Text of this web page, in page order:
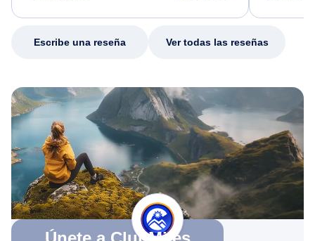
my issue.
Escribe una reseña Ver todas las reseñas